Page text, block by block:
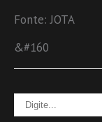
Fonte: JOTA
&#160